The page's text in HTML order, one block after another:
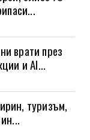
врати през
и AI...
туризъм,